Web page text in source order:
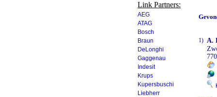
Link Partners:
AEG
ATAG
Bosch
Braun
DeLonghi
Gaggenau
Indesit
Krups
Kupersbuschi
Liebherr
1) A.